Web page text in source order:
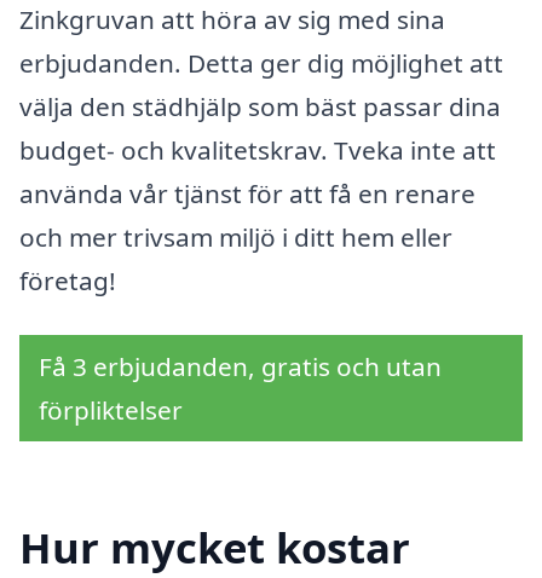
Zinkgruvan att höra av sig med sina
erbjudanden. Detta ger dig möjlighet att
välja den städhjälp som bäst passar dina
budget- och kvalitetskrav. Tveka inte att
använda vår tjänst för att få en renare
och mer trivsam miljö i ditt hem eller
företag!
Få 3 erbjudanden, gratis och utan
förpliktelser
Hur mycket kostar